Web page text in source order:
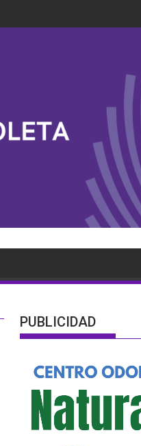
PUBLICIDAD